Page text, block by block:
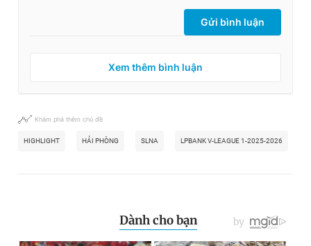
Gửi bình luận
Xem thêm bình luận
Khám phá thêm chủ đề
HIGHLIGHT HẢI PHÒNG SLNA LPBANK V-LEAGUE 1-2025-2026